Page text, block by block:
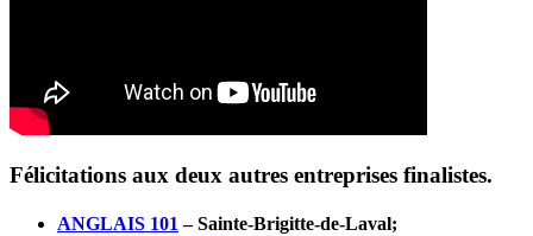
Félicitations aux deux autres entreprises finalistes.
ANGLAIS 101 – Sainte-Brigitte-de-Laval;